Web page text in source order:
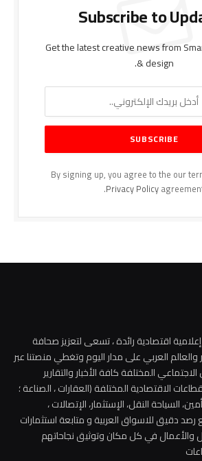
Subscribe to
Get the latest creative news from
& design.
Privacy Policy
اقتصادية رائدة ، تسعى لتعزيز صحافة
العربي على مدار اليوم وتغطي منصتنا عبر
المختلفة كافة الأخبار والتقارير
الاقتصادية المختلفة (العقارات ، الصناعة ؛
السياحة النقل، الإستثمار، الإتصالات ،
رصد دقيق للاسواق العربية و متابعة استثمارات
والأعمال في كل مكان وتوثيق نجاحاتهم